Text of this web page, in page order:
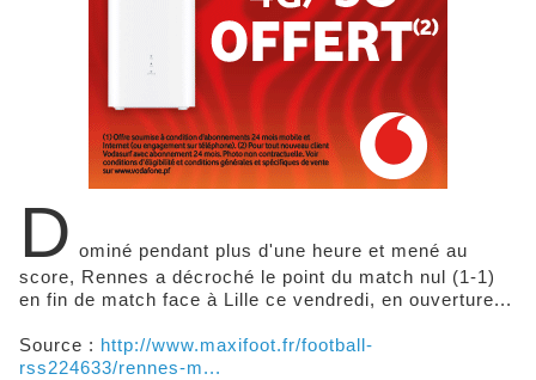
D ominé pendant plus d'une heure et mené au
score, Rennes a décroché le point du match nul (1-1)
en fin de match face à Lille ce vendredi, en ouverture...
Source : http://www.maxifoot.fr/football-
rss224633/rennes-m...